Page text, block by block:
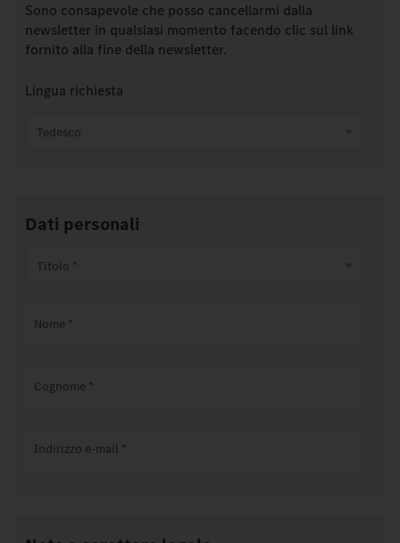
Sono consapevole che posso cancellarmi dalla
newsletter in qualsiasi momento facendo clic sul link
fornito alla fine della newsletter.
Lingua richiesta
Tedesco
Dati personali
Titolo *
Nome *
Cognome *
Indirizzo e-mail *